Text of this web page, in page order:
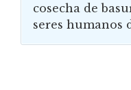
cosecha de
seres humanos